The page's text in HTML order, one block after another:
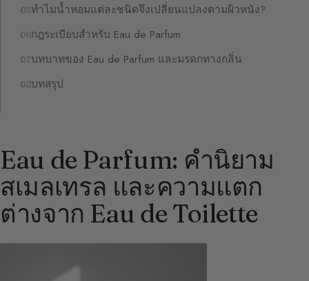
ทำไมน้ำหอมแต่ละชนิดจึงเปลี่ยนแปลงตามผิวหนัง?
กฎระเบียบสำหรับ Eau de Parfum
บทบาทของ Eau de Parfum และมรดกทางกลิ่น
บทสรุป
Eau de Parfum: คำนิยาม
สเมลเทรล และความแตก
ต่างจาก Eau de Toilette